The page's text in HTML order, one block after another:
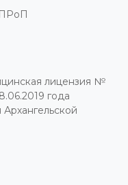
ПРоП
лицензия №
года